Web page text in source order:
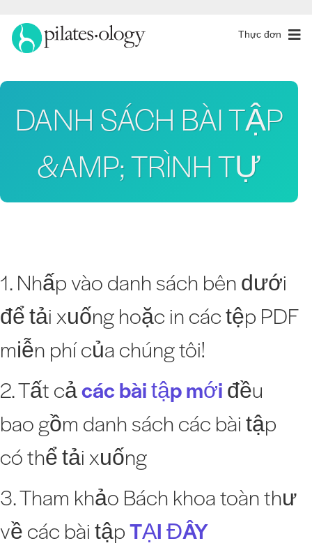
Thực đơn
DANH SÁCH BÀI TẬP
&AMP; TRÌNH TỰ
1. Nhấp vào danh sách bên dưới
để tải xuống hoặc in các tệp PDF
miễn phí của chúng tôi!
2. Tất cảcác bài tập mớiđều
bao gồm danh sách các bài tập
có thể tải xuống
3. Tham khảo Bách khoa toàn thư
về các bài tậpTẠI ĐÂY